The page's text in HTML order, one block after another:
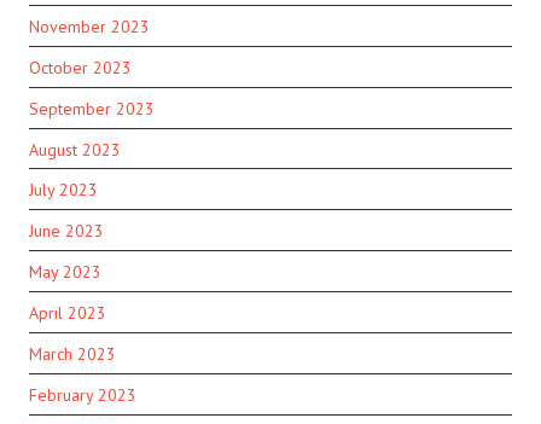
November 2023
October 2023
September 2023
August 2023
July 2023
June 2023
May 2023
April 2023
March 2023
February 2023